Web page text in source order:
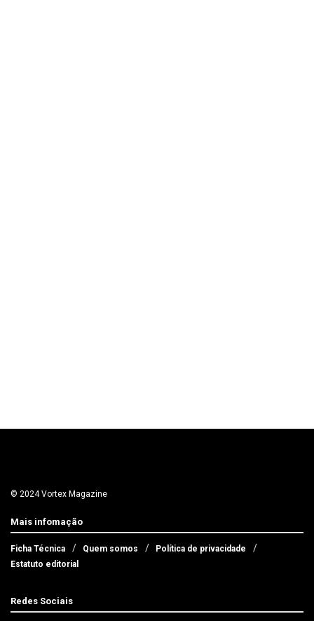
© 2024 Vortex Magazine
Mais infomação
Ficha Técnica Quem somos
Política de privacidade
Estatuto editorial
Redes Sociais